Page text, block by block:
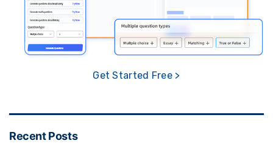
Get Started Free >
Recent Posts